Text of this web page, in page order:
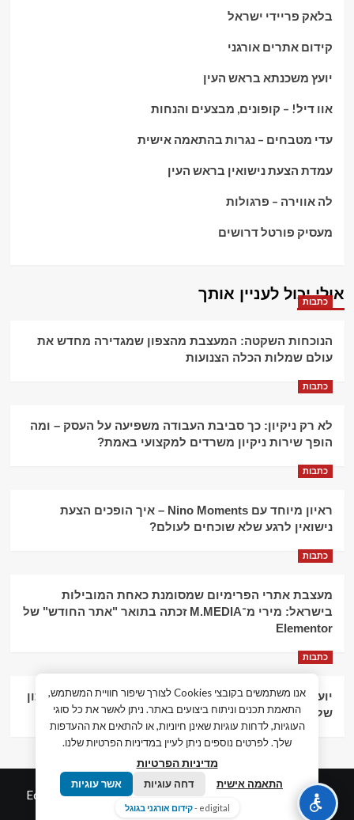
בלאק פריידי ישראל
קידום אתרים אורגני
יועץ משכנתא בראש העין
אוו דיל! – קופונים, מבצעים והנחות
עדי מטבחים – נגרות בהתאמה אישית
עמדת הצעת נישואין בראש העין
לה אווירה – פרגולות
מעסיק פורטל דרושים
אולי יכול לעניין אותך
כתבות
הנוכחות השקטה: המעצבת מהצפון שמגדירה מחדש את
עולם שמלות הכלה הצנועות
כתבות
לא רק ניקיון: כך סביבת העבודה משפיעה על העסק – ומה
הופך שירות ניקיון משרדים למקצועי באמת?
כתבות
ראיון מיוחד עם Nino Moments – איך הופכים הצעת
נישואין לרגע שלא שוכחים לעולם?
כתבות
מעצבת אתרי הפרימיום שמסומנת כאחת המובילות
בישראל: מירי מ־M.MEDIA זכתה בתואר "אתר החודש" של
Elementor
כתבות
יועץ עסקי וליווי פיננסי – הדרך לצמיחה כלכלית וניהול נכון
של העסק
© כל הזכויות שמורות חדשות המאה ה-21 |
Edigital.co.ilby
אלימלך דיגיטל.
אנו משתמשים בקובצי Cookies לצורך שיפור חוויית המשתמש,
התאמת תכנים וניתוח ביצועים באתר. ניתן לאשר את כל סוגי
העוגיות, לדחות עוגיות שאינן חיוניות, או להתאים את ההעדפות
שלך. לפרטים נוספים ניתן לעיין במדיניות הפרטיות שלנו.
מדיניות הפרטיות
התאמה אישית דחה עוגיות אשר עוגיות
edigital - קידום אורגני בגוגל